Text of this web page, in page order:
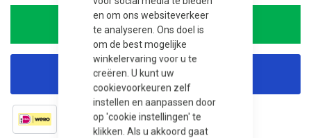
en om ons websiteverkeer
te analyseren. Ons doel is
om de best mogelijke
winkelervaring voor u te
creëren. U kunt uw
cookievoorkeuren zelf
instellen en aanpassen door
op 'cookie instellingen' te
klikken. Als u akkoord gaat
In Winkelwagen
Korting aanvragen